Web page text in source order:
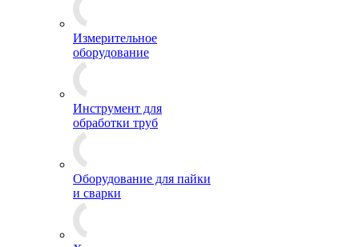
Измерительное
оборудование
Инструмент для
обработки труб
Оборудование для пайки
и сварки